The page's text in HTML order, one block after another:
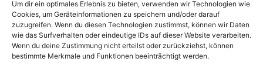
Um dir ein optimales Erlebnis zu bieten, verwenden wir Technologien wie
Cookies, um Geräteinformationen zu speichern und/oder darauf
zuzugreifen. Wenn du diesen Technologien zustimmst, können wir Daten
wie das Surfverhalten oder eindeutige IDs auf dieser Website verarbeiten.
Wenn du deine Zustimmung nicht erteilst oder zurückziehst, können
bestimmte Merkmale und Funktionen beeinträchtigt werden.
h
i
v
Unterstützt von: